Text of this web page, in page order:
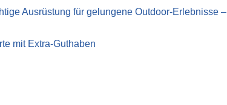
Ausrüstung für gelungene Outdoor-Erlebnisse –
mit Extra-Guthaben